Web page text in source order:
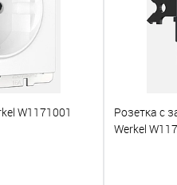
W1171001
Розетка с
Werkel